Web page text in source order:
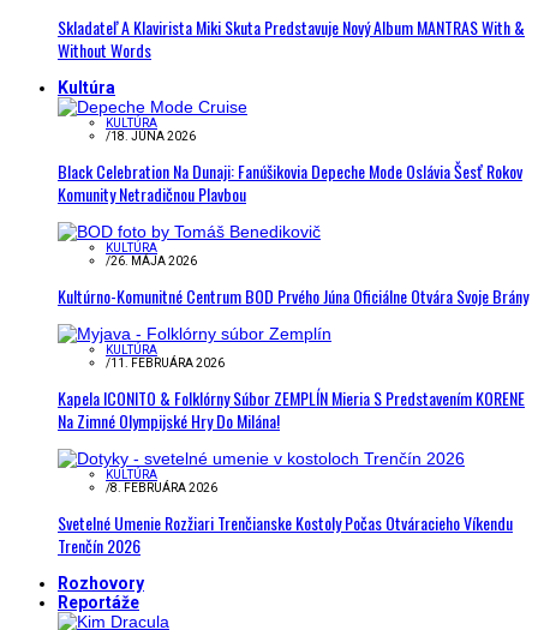
Skladateľ A Klavirista Miki Skuta Predstavuje Nový Album MANTRAS With &
Without Words
Kultúra
KULTÚRA
/18. JÚNA 2026
Black Celebration Na Dunaji: Fanúšikovia Depeche Mode Oslávia Šesť Rokov
Komunity Netradičnou Plavbou
KULTÚRA
/26. MÁJA 2026
Kultúrno-Komunitné Centrum BOD Prvého Júna Oficiálne Otvára Svoje Brány
KULTÚRA
/11. FEBRUÁRA 2026
Kapela ICONITO & Folklórny Súbor ZEMPLÍN Mieria S Predstavením KORENE
Na Zimné Olympijské Hry Do Milána!
KULTÚRA
/8. FEBRUÁRA 2026
Svetelné Umenie Rozžiari Trenčianske Kostoly Počas Otváracieho Víkendu
Trenčín 2026
Rozhovory
Reportáže